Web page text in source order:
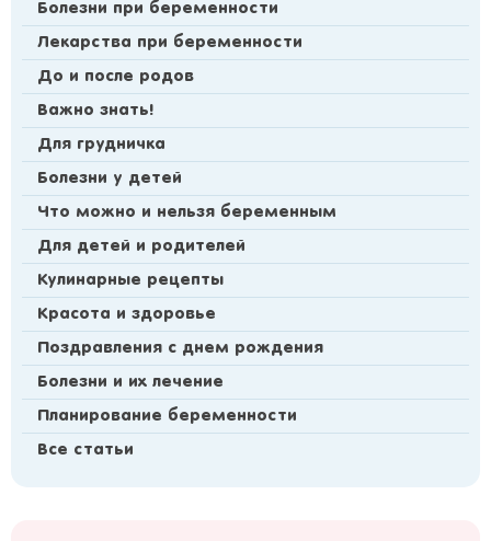
Болезни при беременности
Лекарства при беременности
До и после родов
Важно знать!
Для грудничка
Болезни у детей
Что можно и нельзя беременным
Для детей и родителей
Кулинарные рецепты
Красота и здоровье
Поздравления с днем рождения
Болезни и их лечение
Планирование беременности
Все статьи